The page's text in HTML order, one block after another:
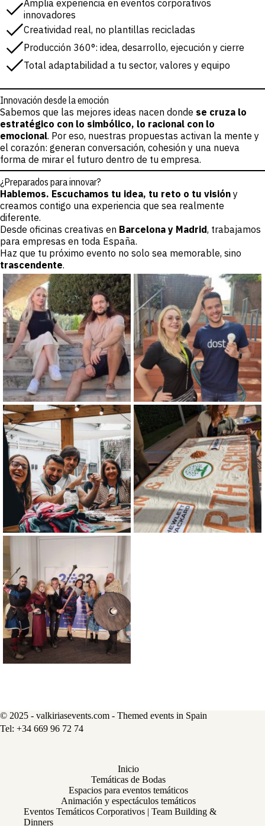
Amplia experiencia en eventos corporativos
innovadores
Creatividad real, no plantillas recicladas
Producción 360°: idea, desarrollo, ejecución y cierre
Total adaptabilidad a tu sector, valores y equipo
Innovación desde la emoción
Sabemos que las mejores ideas nacen donde se cruza lo
estratégico con lo simbólico, lo racional con lo
emocional. Por eso, nuestras propuestas activan la mente y
el corazón: generan conversación, cohesión y una nueva
forma de mirar el futuro dentro de tu empresa.
¿Preparados para innovar?
Hablemos. Escuchamos tu idea, tu reto o tu visión y
creamos contigo una experiencia que sea realmente
diferente.
Desde oficinas creativas en Barcelona y Madrid, trabajamos
para empresas en toda España.
Haz que tu próximo evento no solo sea memorable, sino
trascendente.
© 2025 - valkiriasevents.com - Themed events in Spain
Inicio
Temáticas de Bodas
Espacios para eventos temáticos
Animación y espectáculos temáticos
Eventos Temáticos Corporativos | Team Building &
Dinners